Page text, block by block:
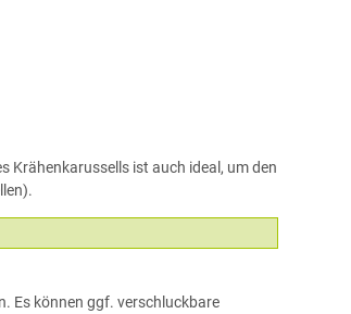
Krähenkarussells ist auch ideal, um den
Es können ggf. verschluckbare